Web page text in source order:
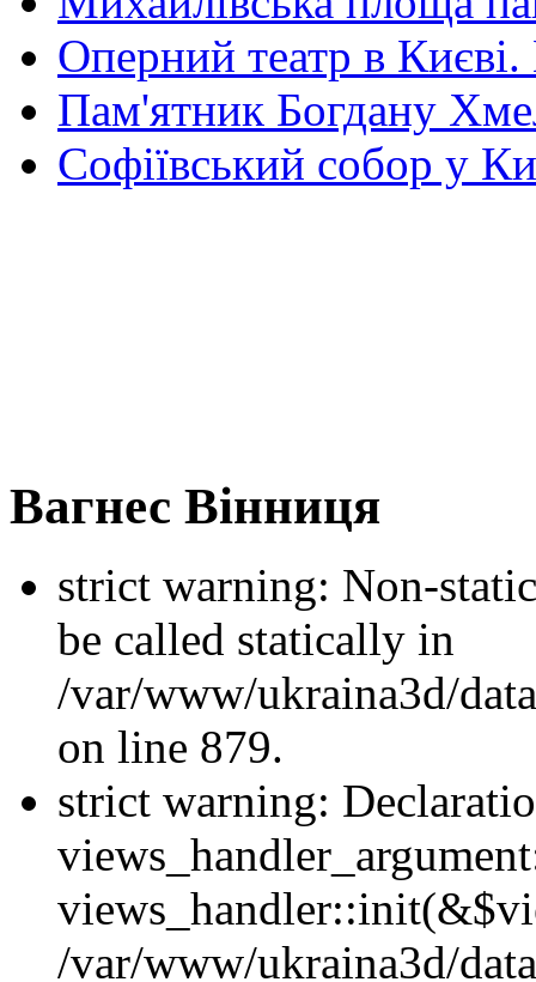
Оперний театр в
Пам'ятник Богдану
Софіївський собор у
Вагнес Вінниця
strict warning: Non-
be called statically in
/var/www/ukraina3d/
on line 879.
strict warning:
/var/www/ukraina3d/